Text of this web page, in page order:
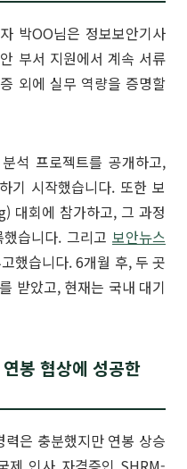
박OO님은 정보보안기사
부서 지원에서 계속 서류
외에 실무 역량을 증명할
석 프로젝트를 공개하고,
기 시작했습니다. 또한 보
대회에 참가하고, 그 과정
습니다. 그리고 보안뉴스
했습니다. 6개월 후, 두 곳
받았고, 현재는 국내 대기
봉 협상에 성공한
은 충분했지만 연봉 상승